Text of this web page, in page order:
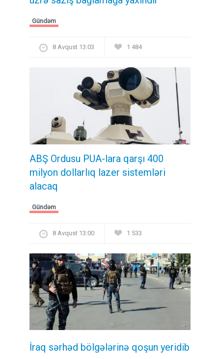
Gündəm
8 Avqust 13:03 1 484
ABŞ Ordusu PUA-lara qarşı 400
milyon dollarlıq lazer sistemləri
alacaq
Gündəm
8 Avqust 13:00 1 533
İraq sərhəd bölgələrinə qoşun yeridib